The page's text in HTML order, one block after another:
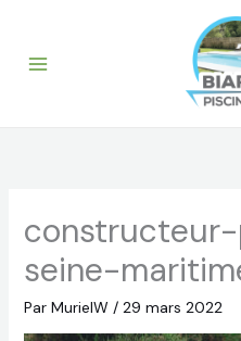
contenu
seine-
Par MurielW / 29 mars 2022